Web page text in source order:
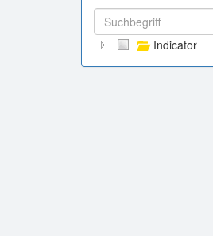
Indicator